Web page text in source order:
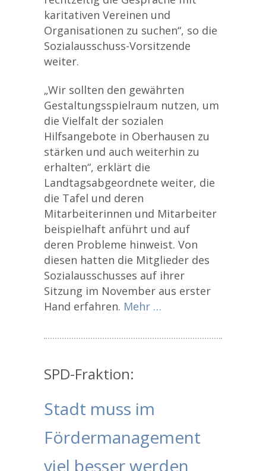
karitativen Vereinen und
Organisationen zu suchen“, so die
Sozialausschuss-Vorsitzende
weiter.
„Wir sollten den gewährten
Gestaltungsspielraum nutzen, um
die Vielfalt der sozialen
Hilfsangebote in Oberhausen zu
stärken und auch weiterhin zu
erhalten“, erklärt die
Landtagsabgeordnete weiter, die
die Tafel und deren
Mitarbeiterinnen und Mitarbeiter
beispielhaft anführt und auf
deren Probleme hinweist. Von
diesen hatten die Mitglieder des
Sozialausschusses auf ihrer
Sitzung im November aus erster
Hand erfahren. Mehr …
SPD-Fraktion:
Stadt muss im
Fördermanagement
viel besser werden